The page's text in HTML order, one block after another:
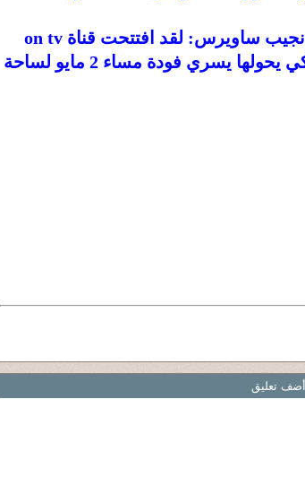
• همسة في أذن المصري الشريف نجيب ساويرس: لقد افتتحت قناة on tv
لتكون نافذة للنور والتنوير، وليس لكي يحولها يسري فودة مساء 2 مايو لساحة
أضف تعليق